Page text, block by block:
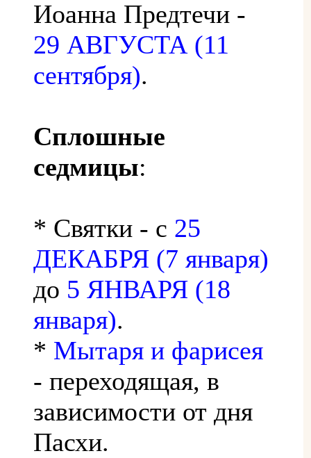
Иоанна Предтечи -
29 АВГУСТА (11
сентября).
Сплошные
седмицы:
* Святки - с 25
ДЕКАБРЯ (7 января)
до 5 ЯНВАРЯ (18
января).
* Мытаря и фарисея
- переходящая, в
зависимости от дня
Пасхи.